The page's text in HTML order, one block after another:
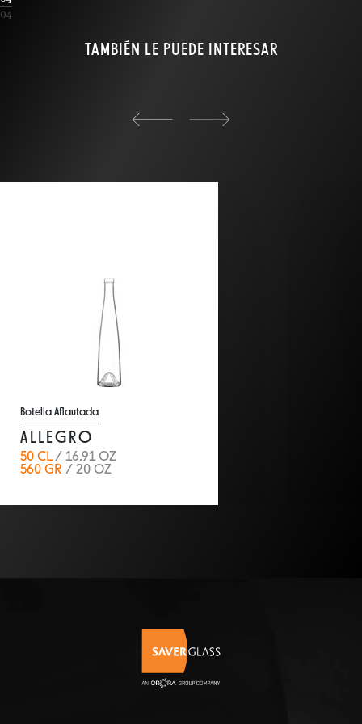
04
TAMBIÉN LE PUEDE INTERESAR
Botella Aflautada
ALLEGRO
50 CL/ 16.91 OZ
560 GR / 20 OZ